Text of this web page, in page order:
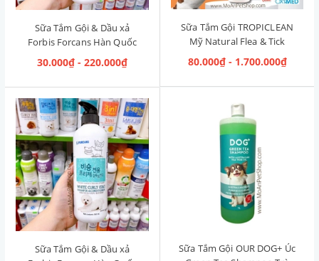
Sữa Tắm Gội & Dầu xả
Forbis Forcans Hàn Quốc
Curly Hair [Lông xoăn]
30.000₫ - 220.000₫
Sữa Tắm Gội TROPICLEAN
Mỹ Natural Flea & Tick
Maximum Strength [Phòng
& Diệt Ve Rận]
80.000₫ - 1.700.000₫
Sữa Tắm Gội & Dầu xả
Sữa Tắm Gội OUR DOG+ Úc